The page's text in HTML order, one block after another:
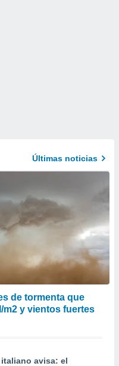
Últimas noticias
de tormenta que
m2 y vientos fuertes
avisa: el